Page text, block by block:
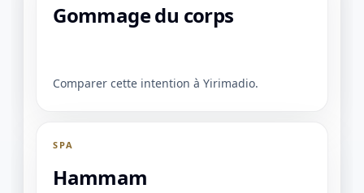
Gommage du corps
Comparer cette intention à Yirimadio.
SPA
Hammam
✕